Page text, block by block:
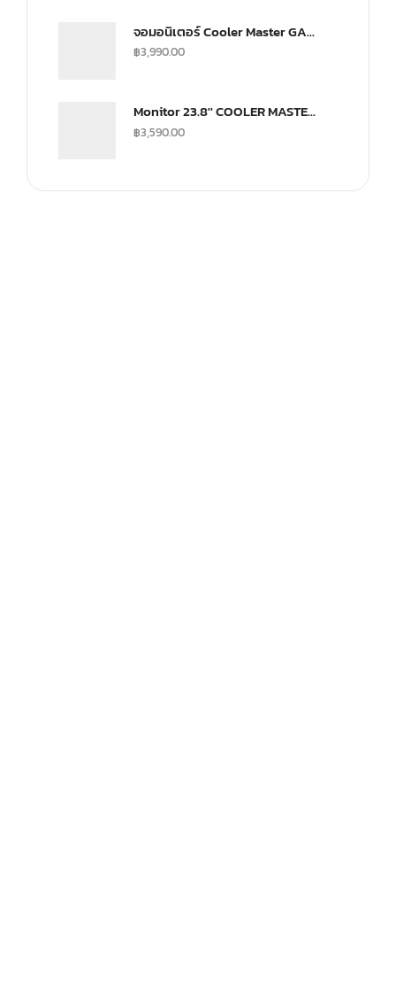
จอมอนิเตอร์ Cooler Master GA2501 Gaming Monitor (IPS 100Hz)
฿3,990.00
Monitor 23.8'' COOLER MASTER GA241
฿3,590.00